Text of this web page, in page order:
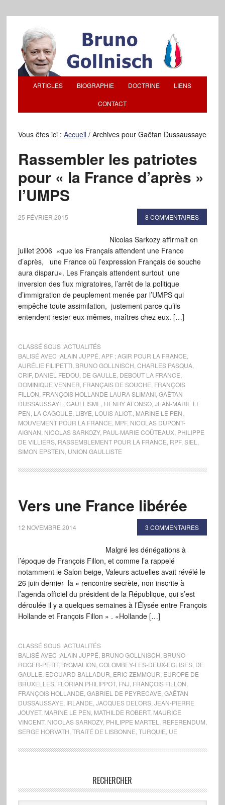
ARTICLES BIOGRAPHIE DOCTRINE LIENS
CONTACT
Vous êtes ici : Accueil /Archives pour Gaëtan Dussaussaye
Rassembler les patriotes
pour « la France d’après »
l’UMPS
25 FÉVRIER 2015 8 COMMENTAIRES
Nicolas Sarkozy affirmait en
juillet 2006 «que les Français attendent une France
d’après, une France où l’expression Français de souche
aura disparu». Les Français attendent surtout une
inversion des flux migratoires, l’arrêt de la politique
d’immigration de peuplement menée par l’UMPS qui
empêche toute assimilation, justement parce qu’ils
entendent rester eux-mêmes, maîtres chez eux. […]
CLASSÉ SOUS :ACTUALITÉS
BALISÉ AVEC :ALAIN JUPPÉ APF ; AGIR POUR LA FRANCE
AURÉLIE FILIPETTI, BRUNO GOLLNISCH CHARLES PASQUA,
CRIF, DANIEL FEDOU DE GAULLE DEBOUT LA FRANCE
DOMINIQUE VENNER FRANÇAIS DE SOUCHE FRANÇOIS
FILLON FRANÇOIS HOLLANDE LAURA SLIMANI, GAËTAN
DUSSAUSSAYE GAULLISME HENRY AFONSO, JEAN-MARIE LE
PEN LA CAGOULE LIBYE LOUIS ALIOT. MARINE LE PEN
MOUVEMENT POUR LA FRANCE MPF, NICOLAS DUPONT-
AIGNAN NICOLAS SARKOZY, PAUL-MARIE COÛTEAUX, PHILIPPE
DE VILLIERS, RASSEMBLEMENT POUR LA FRANCE RPF, SIEL
SIMON EPSTEIN UNION GAULLISTE
Vers une France libérée
12 NOVEMBRE 2014 3 COMMENTAIRES
Malgré les dénégations à
l’époque de François Fillon, et comme l’a rappelé
notamment le Salon beige, Valeurs actuelles avait révélé le
26 juin dernier la « rencontre secrète, non inscrite à
l’agenda officiel du président de la République, qui s’est
déroulée il y a quelques semaines à l’Élysée entre François
Hollande et François Fillon » . «Hollande […]
CLASSÉ SOUS :ACTUALITÉS
BALISÉ AVEC :ALAIN JUPPÉ BRUNO GOLLNISCH BRUNO
ROGER-PETIT, BYGMALION COLOMBEY-LES-DEUX-EGLISES, DE
GAULLE EDOUARD BALLADUR ERIC ZEMMOUR EUROPE DE
BRUXELLES, FLORIAN PHILIPPOT, FNJ FRANÇOIS FILLON
FRANÇOIS HOLLANDE GABRIEL DE PEYRECAVE GAËTAN
DUSSAUSSAYE IRLANDE JACQUES DELORS, JEAN-PIERRE
JOUYET, MARINE LE PEN MATHILDE ROBERT, MAURICE
VINCENT, NICOLAS SARKOZY, PHILIPPE MARTEL REFERENDUM
SERGE HORVATH TRAITÉ DE LISBONNE TURQUIE UE
RECHERCHER